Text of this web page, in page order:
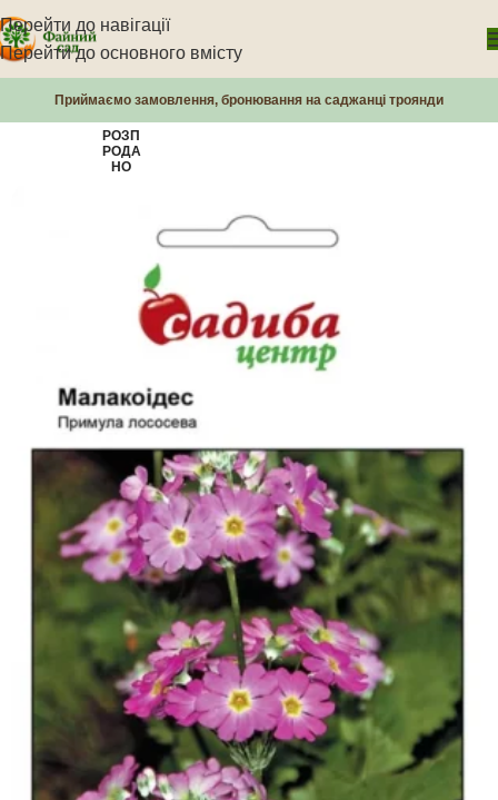
Перейти до навігації
Перейти до основного вмісту
Приймаємо замовлення, бронювання на саджанці троянди
РОЗП
РОДА
НО